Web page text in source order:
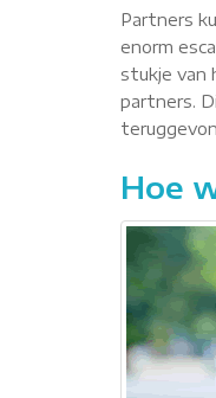
Partners
enorm
stukje van
partners.
Hoe